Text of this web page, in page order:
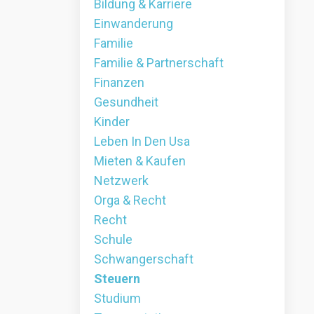
Bildung & Karriere
Einwanderung
Familie
Familie & Partnerschaft
Finanzen
Gesundheit
Kinder
Leben In Den Usa
Mieten & Kaufen
Netzwerk
Orga & Recht
Recht
Schule
Schwangerschaft
Steuern
Studium